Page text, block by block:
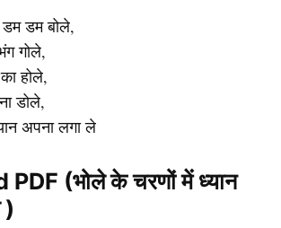
डम बोले,
गोले,
होले,
डोले,
अपना लगा ले
(भोले के चरणों में ध्यान
)